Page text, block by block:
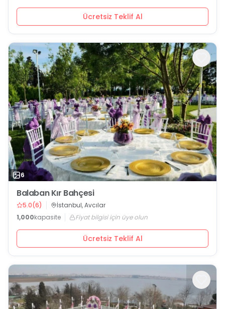
Ücretsiz Teklif Al
6
Balaban Kır Bahçesi
5.0(6)
İstanbul, Avcılar
1,000kapasite Fiyat bilgisi için üye olun
Ücretsiz Teklif Al